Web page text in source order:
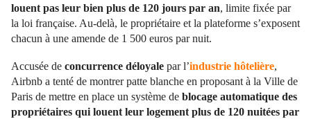
louent pas leur bien plus de 120 jours par an, limite fixée par
la loi française. Au-delà, le propriétaire et la plateforme s’exposent
chacun à une amende de 1 500 euros par nuit.
Accusée de concurrence déloyale par l’industrie hôtelière,
Airbnb a tenté de montrer patte blanche en proposant à la Ville de
Paris de mettre en place un système de blocage automatique des
propriétaires qui louent leur logement plus de 120 nuitées par